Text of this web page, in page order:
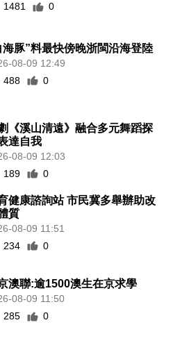
1481
0
海豚”料最快傍晚浙閩沿海登陸
08-09 12:49
488
0
《溪山清遠》融合多元舞蹈探
達自我
08-09 12:03
189
0
健康諮詢站 市民冀多舉辦助改
質
08-09 11:51
234
0
澳聯:逾1500澳生在京求學
08-09 11:50
285
0